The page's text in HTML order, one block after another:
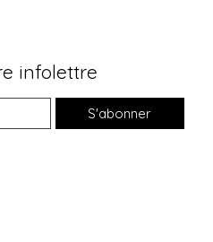
infolettre
S'abonner